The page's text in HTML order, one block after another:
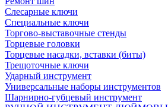
Слесарные ключи
Специальные ключи
Торгово-выставочные стенды
Торцевые головки
Торцевые насадки, вставки (биты)
Трещоточные ключи
Ударный инструмент
Универсальные наборы инструментов
Шарнирно-губцевый инструмент